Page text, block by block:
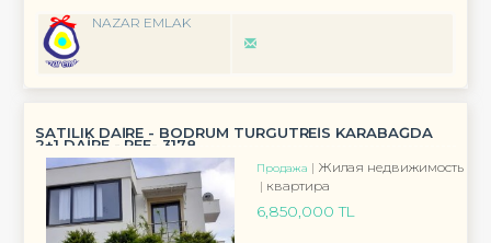
NAZAR EMLAK
SATILIK DAİRE - BODRUM TURGUTREİS KARABAĞDA
2+1 DAİRE - REF- 3178
Продажа
Жилая недвижимость
квартира
6,850,000 TL